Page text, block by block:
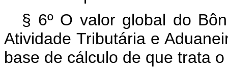
§ 6º O valor global do
Atividade Tributária e
base de cálculo de que trata o